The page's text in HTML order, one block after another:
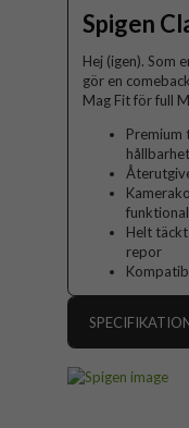
Spigen
Hej (igen). Som
gör en
Mag Fit för full
Premium
hållbarhet
Helt
repor